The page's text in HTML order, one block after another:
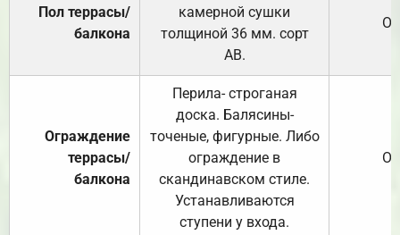
Пол террасы/
балкона
камерной сушки
толщиной 36 мм. сорт
АВ.
Ограждение
террасы/
балкона
Перила- строганая
доска. Балясины-
точеные, фигурные. Либо
ограждение в
скандинавском стиле.
Устанавливаются
ступени у входа.